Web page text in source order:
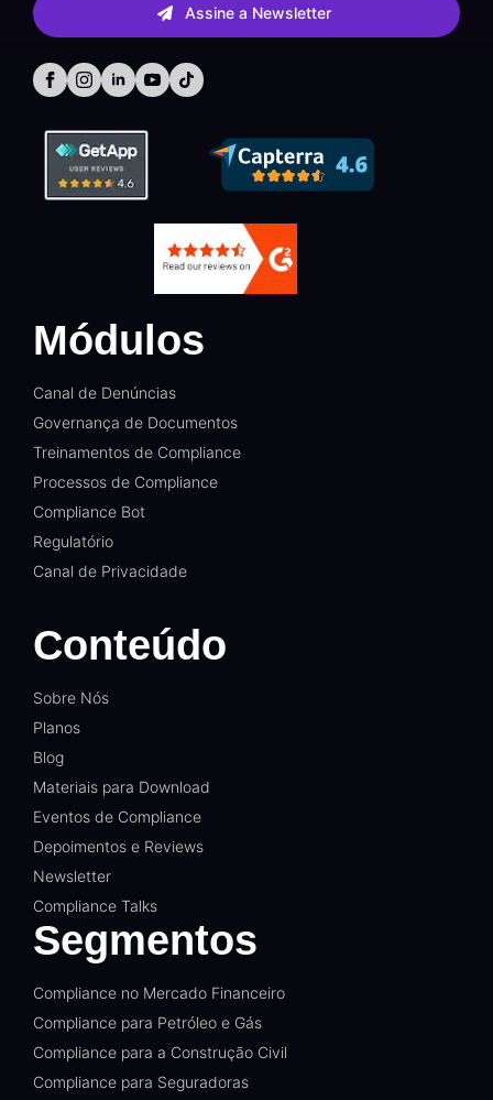
Assine a Newsletter
Módulos
Canal de Denúncias
Governança de Documentos
Treinamentos de Compliance
Processos de Compliance
Compliance Bot
Regulatório
Canal de Privacidade
Conteúdo
Sobre Nós
Planos
Blog
Materiais para Download
Eventos de Compliance
Depoimentos e Reviews
Newsletter
Compliance Talks
Segmentos
Compliance no Mercado Financeiro
Compliance para Petróleo e Gás
Compliance para a Construção Civil
Compliance para Seguradoras